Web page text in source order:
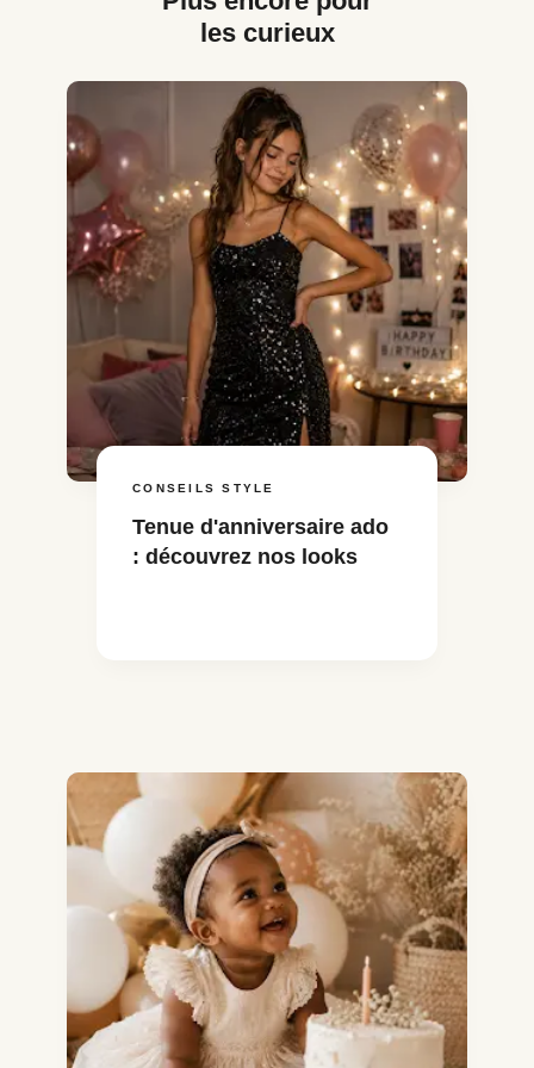
les curieux
CONSEILS STYLE
Tenue d'anniversaire ado
: découvrez nos looks